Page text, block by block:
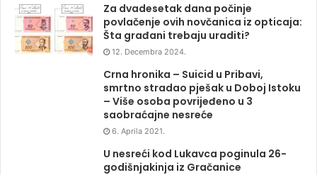
Za dvadesetak dana počinje
povlačenje ovih novčanica iz opticaja:
Šta građani trebaju uraditi?
12. Decembra 2024.
Crna hronika – Suicid u Pribavi,
smrtno stradao pješak u Doboj Istoku
– Više osoba povrijeđeno u 3
saobraćajne nesreće
6. Aprila 2021.
U nesreći kod Lukavca poginula 26-
godišnjakinja iz Gračanice